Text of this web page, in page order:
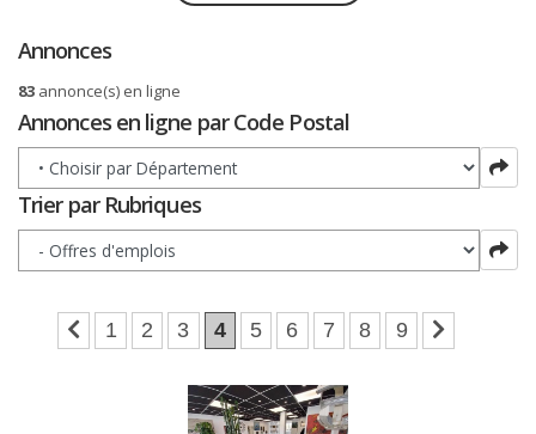
Annonces
83 annonce(s) en ligne
Annonces en ligne par Code Postal
Trier par Rubriques
1 2 3 4 5 6 7 8 9